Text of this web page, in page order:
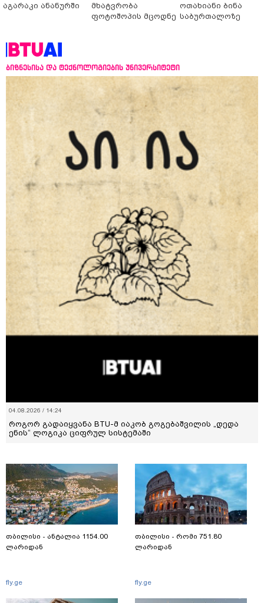
აგარაკი ანანურში
მხატვრობა
ფოტოშოპის მცოდნე
ოთახიანი ბინა
საბურთალოზე
ბიზნესისა და ტექნოლოგიების უნივერსიტეტი
04.08.2026 / 14:24
როგორ გადაიყვანა BTU-მ იაკობ გოგებაშვილის „დედა
ენის“ ლოგიკა ციფრულ სისტემაში
თბილისი - ანტალია 1154.00
ლარიდან
fly.ge
თბილისი - რომი 751.80
ლარიდან
fly.ge